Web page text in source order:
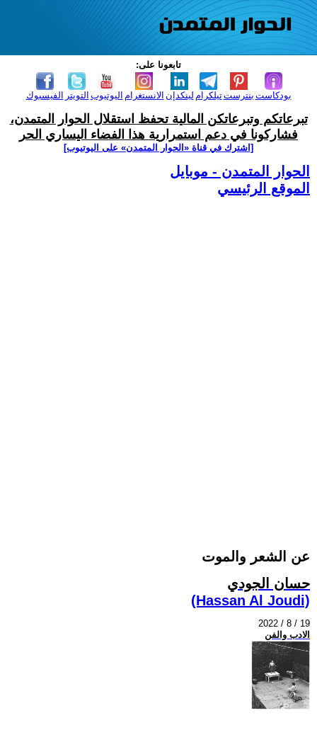
تابعونا على:
الفيسبوك التويتر اليوتيوب الانستغرام لينكدإن تيلكرامبنترست بودكاست
تبرعاتكم وتبرعاتكن المالية تحفظ استقلال الحوار المتمدن،
فشاركونا في دعم استمرارية هذا الفضاء اليساري الحر
[اشترك في قناة ‫«الحوار المتمدن» على اليوتيوب]
الحوار المتمدن - موبايل
الموقع الرئيسي
عن الشعر والموت
حسان الجودي
(Hassan Al Joudi)
2022 / 8 / 19
الادب والفن